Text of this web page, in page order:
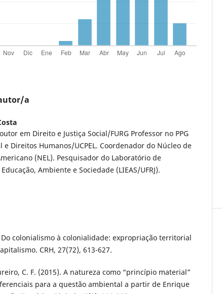
a
em Direito e Justiça Social/FURG Professor no PPG
e Direitos Humanos/UCPEL. Coordenador do Núcleo de
(NEL). Pesquisador do Laboratório de
Ambiente e Sociedade (LIEAS/UFRJ).
Do colonialismo à colonialidade: expropriação territorial
CRH, 27(72), 613-627.
C. F. (2015). A natureza como “princípio material”
para a questão ambiental a partir de Enrique